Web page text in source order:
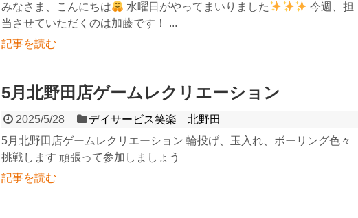
みなさま、こんにちは
水曜日がやってまいりました
今週、担
当させていただくのは加藤です！ ...
記事を読む
5月北野田店ゲームレクリエーション
2025/5/28
デイサービス笑楽 北野田
5月北野田店ゲームレクリエーション 輪投げ、玉入れ、ボーリング色々
挑戦します 頑張って参加しましょう
記事を読む